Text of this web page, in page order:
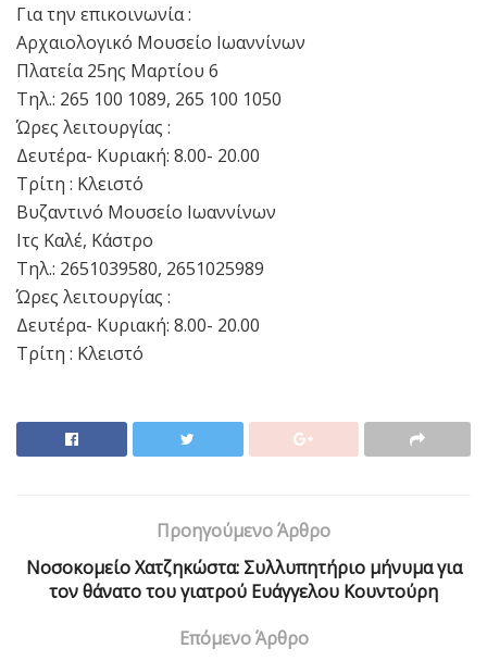
Για την επικοινωνία :
Αρχαιολογικό Μουσείο Ιωαννίνων
Πλατεία 25ης Μαρτίου 6
Τηλ.: 265 100 1089, 265 100 1050
Ώρες λειτουργίας :
Δευτέρα- Κυριακή: 8.00- 20.00
Τρίτη : Κλειστό
Βυζαντινό Μουσείο Ιωαννίνων
Ιτς Καλέ, Κάστρο
Τηλ.: 2651039580, 2651025989
Ώρες λειτουργίας :
Δευτέρα- Κυριακή: 8.00- 20.00
Τρίτη : Κλειστό
Προηγούμενο Άρθρο
Νοσοκομείο Χατζηκώστα: Συλλυπητήριο μήνυμα για
τον θάνατο του γιατρού Ευάγγελου Κουντούρη
Επόμενο Άρθρο